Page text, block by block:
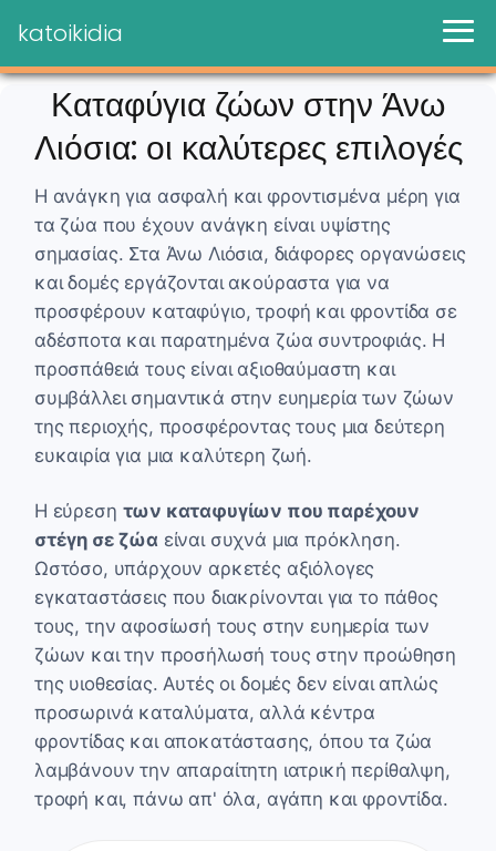
katoikidia
Καταφύγια ζώων στην Άνω
Λιόσια: οι καλύτερες επιλογές
Η ανάγκη για ασφαλή και φροντισμένα μέρη για
τα ζώα που έχουν ανάγκη είναι υψίστης
σημασίας. Στα Άνω Λιόσια, διάφορες οργανώσεις
και δομές εργάζονται ακούραστα για να
προσφέρουν καταφύγιο, τροφή και φροντίδα σε
αδέσποτα και παρατημένα ζώα συντροφιάς. Η
προσπάθειά τους είναι αξιοθαύμαστη και
συμβάλλει σημαντικά στην ευημερία των ζώων
της περιοχής, προσφέροντας τους μια δεύτερη
ευκαιρία για μια καλύτερη ζωή.
Η εύρεση των καταφυγίων που παρέχουν
στέγη σε ζώα είναι συχνά μια πρόκληση.
Ωστόσο, υπάρχουν αρκετές αξιόλογες
εγκαταστάσεις που διακρίνονται για το πάθος
τους, την αφοσίωσή τους στην ευημερία των
ζώων και την προσήλωσή τους στην προώθηση
της υιοθεσίας. Αυτές οι δομές δεν είναι απλώς
προσωρινά καταλύματα, αλλά κέντρα
φροντίδας και αποκατάστασης, όπου τα ζώα
λαμβάνουν την απαραίτητη ιατρική περίθαλψη,
τροφή και, πάνω απ' όλα, αγάπη και φροντίδα.